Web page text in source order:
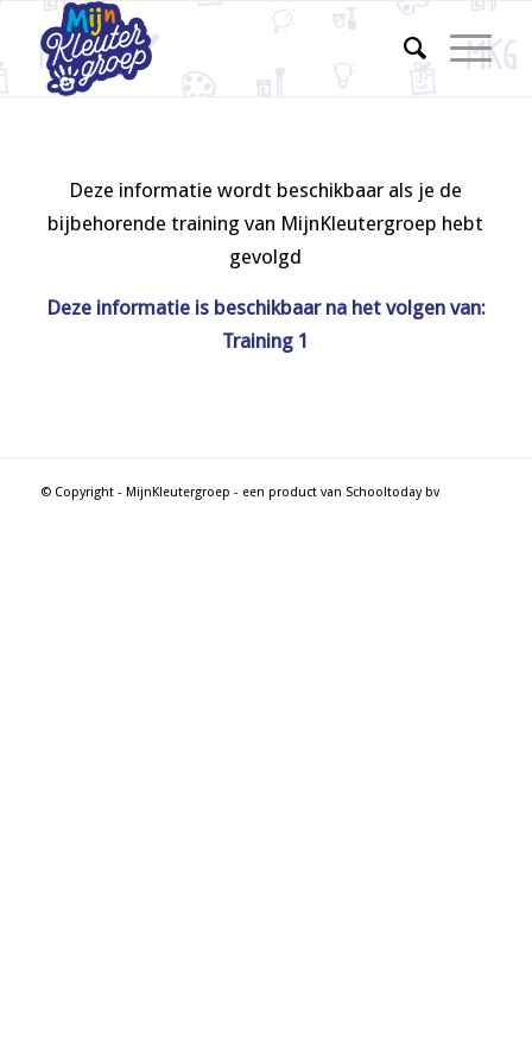
Deze informatie wordt beschikbaar als je de
bijbehorende training van MijnKleutergroep hebt
gevolgd
Deze informatie is beschikbaar na het volgen van:
Training 1
© Copyright - MijnKleutergroep - een product van Schooltoday bv